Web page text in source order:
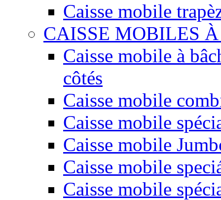
Caisse mobile
CAISSE MOBILES
Caisse mobile à
côtés
Caisse mobile
Caisse mobile
Caisse mobile
Caisse mobile
Caisse mobile